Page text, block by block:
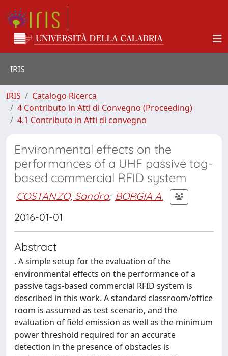
IRIS
IRIS
Catalogo Ricerca
4 Contributo in Atti di Convegno (Proceeding)
4.1 Contributo in Atti di convegno
Environmental effects on the
performances of a UHF passive tag-
based commercial RFID system
COSTANZO, Sandra; BORGIA A.
2016-01-01
Abstract
. A simple setup for the evaluation of the
environmental effects on the performance of a
passive tags-based commercial RFID system is
described in this work. A standard classroom/office
room is assumed as test scenario, and the
evaluation of field emission as well as the minimum
power threshold required for an accurate
detection in the presence of obstacles is